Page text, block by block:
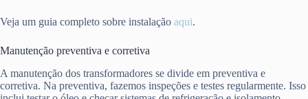
Veja um guia completo sobre instalação aqui.
Manutenção preventiva e corretiva
A manutenção dos transformadores se divide em preventiva e
corretiva. Na preventiva, fazemos inspeções e testes regularmente. Isso